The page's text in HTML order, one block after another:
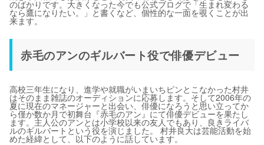
のばかりです。大きくなった今でも公式ブログで「生まれ変わる
なら鷹になりたい。」と書くなど、個性的な一面を覗くことが出
来ます。
赤毛のアンのギルバート役で俳優デビュー
高校三年生になり、進学や就職がいまいちピンとこなかった村井
はそのまま雑誌のオーディションに応募します。そして2006年の
夏に現在のマネージャーと出会い、俳優になろうと思い立ってか
ら僅か数か月で初舞台『赤毛のアン』にて俳優デビューを果たし
ます。主人公のアンとは小学校以来の友人でもあり、良きライバ
ルのギルバートという役を演じました。 村井良大は芸能活動を始
めた経緯として、以下のように話しています。